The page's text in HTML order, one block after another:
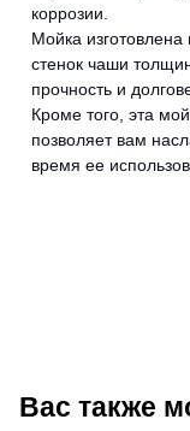
коррозии.
Мойка
стенок чаши
прочность и
Кроме того, эта
позволяет вам
время ее
Вас также